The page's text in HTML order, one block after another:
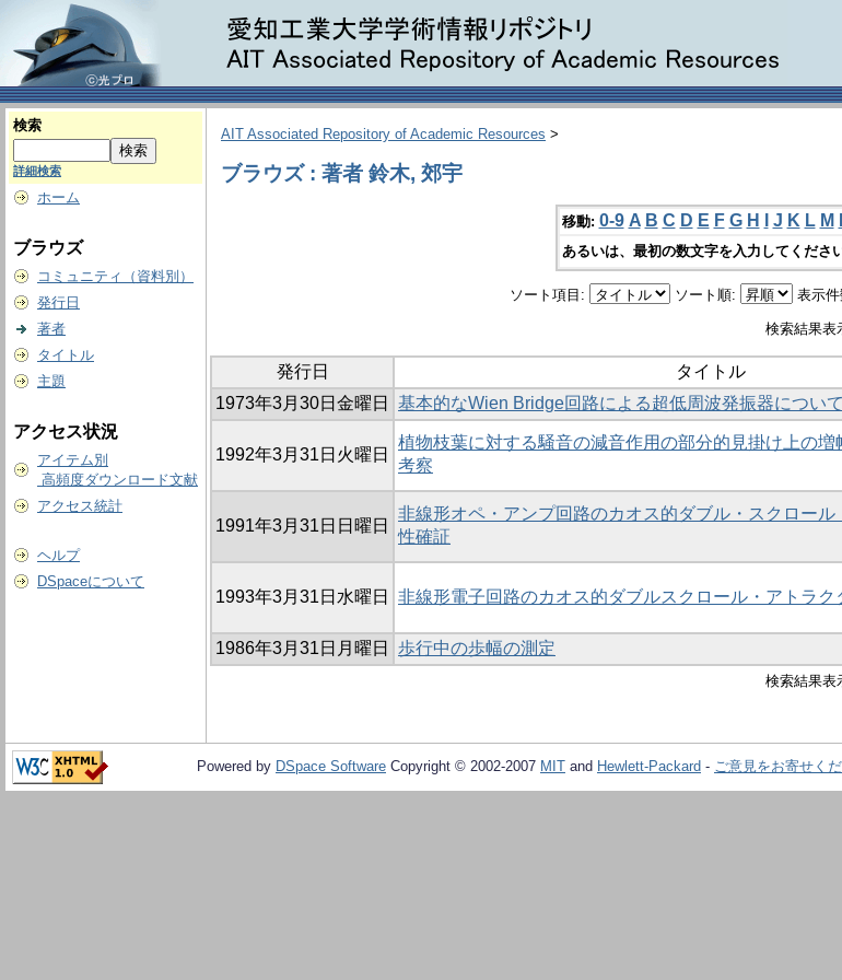
検索
詳細検索
ホーム
ブラウズ
コミュニティ（資料別）
発行日
著者
タイトル
主題
アクセス状況
アイテム別
高頻度ダウンロード文献
アクセス統計
ヘルプ
DSpaceについて
AIT Associated Repository of Academic Resources >
ブラウズ : 著者 鈴木, 郊宇
移動: 0-9 A B C D E F G H J K L M
あるいは、最初の数文字を入力してくださ
ソート項目: ソート順: 表示
検索結果表
発行日 タイトル
1973年3月30日金曜日
基本的なWien Bridge回路による超低周波発振器について
1992年3月31日火曜日
植物枝葉に対する騒音の減音作用の部分的見掛け上の増
考察
1991年3月31日日曜日
非線形オペ・アンプ回路のカオス的ダブル・スクロー
性確証
1993年3月31日水曜日 非線形電子回路のカオス的ダブルスクロール・アトラク
1986年3月31日月曜日
歩行中の歩幅の測定
検索結果表
Powered by DSpace Software Copyright © 2002-2007 MIT and Hewlett-Packard - ご意見をお寄せく